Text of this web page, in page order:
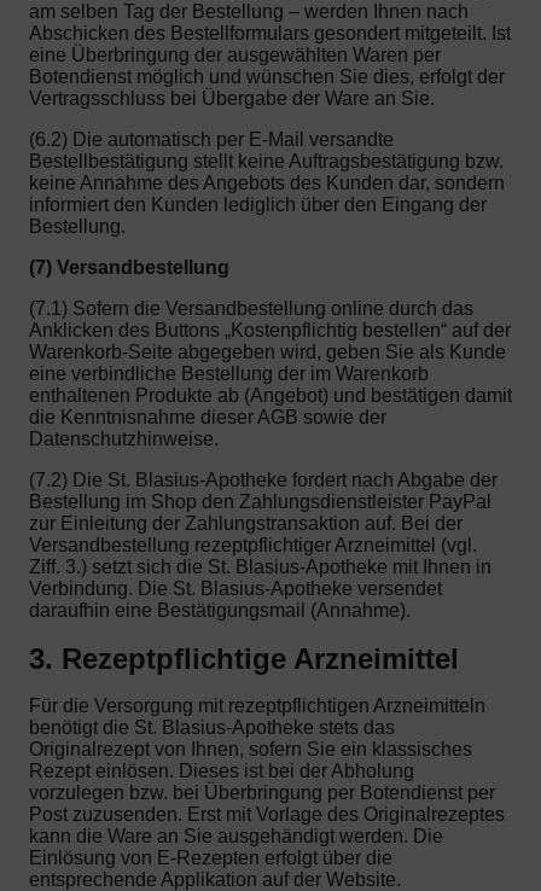
am selben Tag der Bestellung – werden Ihnen nach
Abschicken des Bestellformulars gesondert mitgeteilt. Ist
eine Überbringung der ausgewählten Waren per
Botendienst möglich und wünschen Sie dies, erfolgt der
Vertragsschluss bei Übergabe der Ware an Sie.
(6.2) Die automatisch per E-Mail versandte
Bestellbestätigung stellt keine Auftragsbestätigung bzw.
keine Annahme des Angebots des Kunden dar, sondern
informiert den Kunden lediglich über den Eingang der
Bestellung.
(7) Versandbestellung
(7.1) Sofern die Versandbestellung online durch das
Anklicken des Buttons „Kostenpflichtig bestellen“ auf der
Warenkorb-Seite abgegeben wird, geben Sie als Kunde
eine verbindliche Bestellung der im Warenkorb
enthaltenen Produkte ab (Angebot) und bestätigen damit
die Kenntnisnahme dieser AGB sowie der
Datenschutzhinweise.
(7.2) Die St. Blasius-Apotheke fordert nach Abgabe der
Bestellung im Shop den Zahlungsdienstleister PayPal
zur Einleitung der Zahlungstransaktion auf. Bei der
Versandbestellung rezeptpflichtiger Arzneimittel (vgl.
Ziff. 3.) setzt sich die St. Blasius-Apotheke mit Ihnen in
Verbindung. Die St. Blasius-Apotheke versendet
daraufhin eine Bestätigungsmail (Annahme).
3. Rezeptpflichtige Arzneimittel
Für die Versorgung mit rezeptpflichtigen Arzneimitteln
benötigt die St. Blasius-Apotheke stets das
Originalrezept von Ihnen, sofern Sie ein klassisches
Rezept einlösen. Dieses ist bei der Abholung
vorzulegen bzw. bei Überbringung per Botendienst per
Post zuzusenden. Erst mit Vorlage des Originalrezeptes
kann die Ware an Sie ausgehändigt werden. Die
Einlösung von E-Rezepten erfolgt über die
entsprechende Applikation auf der Website.